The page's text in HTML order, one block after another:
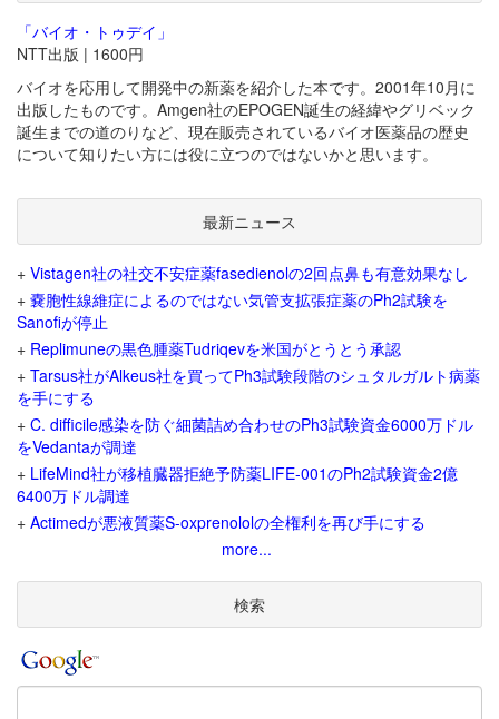
「バイオ・トゥデイ」
NTT出版 | 1600円
バイオを応用して開発中の新薬を紹介した本です。2001年10月に
出版したものです。Amgen社のEPOGEN誕生の経緯やグリベック
誕生までの道のりなど、現在販売されているバイオ医薬品の歴史
について知りたい方には役に立つのではないかと思います。
最新ニュース
+ Vistagen社の社交不安症薬fasedienolの2回点鼻も有意効果なし
+ 嚢胞性線維症によるのではない気管支拡張症薬のPh2試験を
Sanofiが停止
+ Replimuneの黒色腫薬Tudriqevを米国がとうとう承認
+ Tarsus社がAlkeus社を買ってPh3試験段階のシュタルガルト病薬
を手にする
+ C. difficile感染を防ぐ細菌詰め合わせのPh3試験資金6000万ドル
をVedantaが調達
+ LifeMind社が移植臓器拒絶予防薬LIFE-001のPh2試験資金2億
6400万ドル調達
+ Actimedが悪液質薬S-oxprenololの全権利を再び手にする
more...
検索